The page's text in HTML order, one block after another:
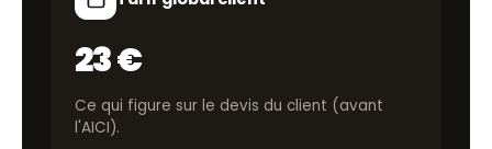
23 €
Ce qui figure sur le devis du client (avant
l'AICI).